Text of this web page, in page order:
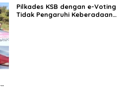
Pilkades KSB dengan e-Voting
Tidak Pengaruhi Keberadaan